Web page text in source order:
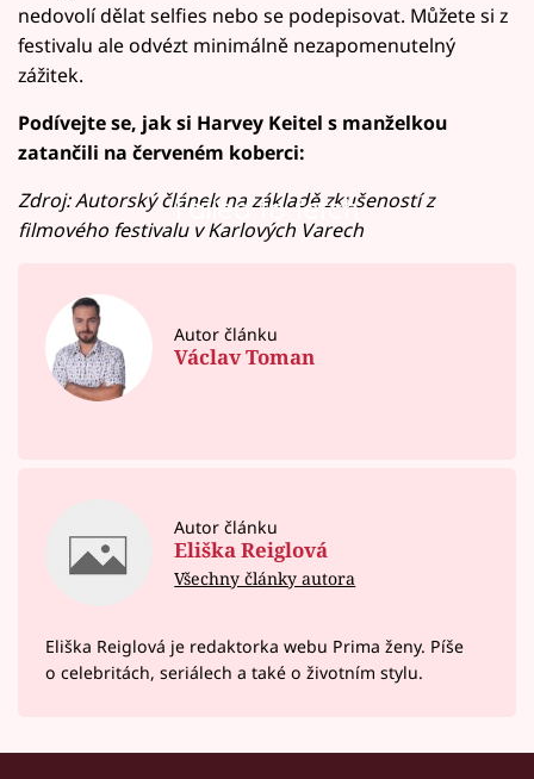
nedovolí dělat selfies nebo se podepisovat. Můžete si z
festivalu ale odvézt minimálně nezapomenutelný
zážitek.
Podívejte se, jak si Harvey Keitel s manželkou
zatančili na červeném koberci:
Failed to fetch
Zdroj: Autorský článek na základě zkušeností z
filmového festivalu v Karlových Varech
Autor článku
Václav Toman
Autor článku
Eliška Reiglová
Všechny články autora
Eliška Reiglová je redaktorka webu Prima ženy. Píše
o celebritách, seriálech a také o životním stylu.